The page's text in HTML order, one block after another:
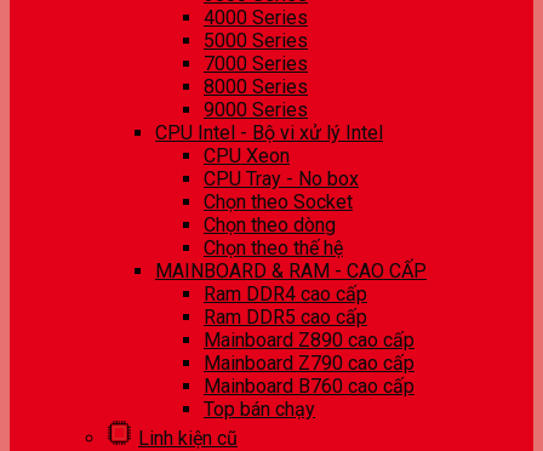
4000 Series
5000 Series
7000 Series
8000 Series
9000 Series
CPU Intel - Bộ vi xử lý Intel
CPU Xeon
CPU Tray - No box
Chọn theo Socket
Chọn theo dòng
Chọn theo thế hệ
MAINBOARD & RAM - CAO CẤP
Ram DDR4 cao cấp
Ram DDR5 cao cấp
Mainboard Z890 cao cấp
Mainboard Z790 cao cấp
Mainboard B760 cao cấp
Top bán chạy
Linh kiện cũ